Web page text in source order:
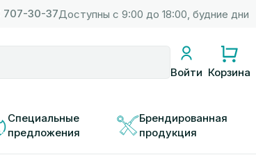
707-30-37Доступны с 9:00 до 18:00, будние дни
Войти Корзина
Специальные
предложения
Брендированная
продукция